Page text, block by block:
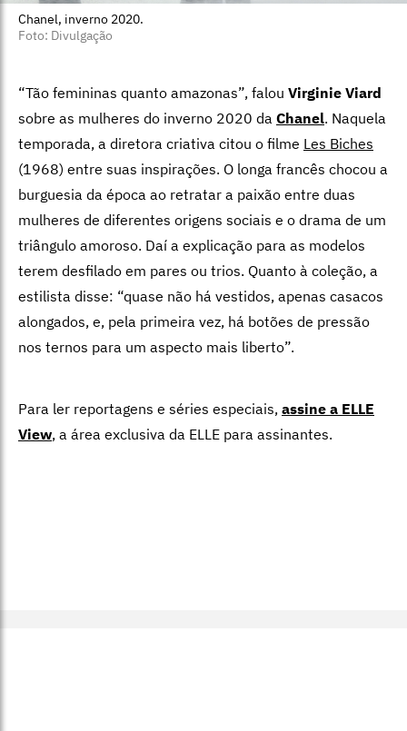
Chanel, inverno 2020.
Foto: Divulgação
“Tão femininas quanto amazonas”, falou Virginie Viard
sobre as mulheres do inverno 2020 da Chanel. Naquela
temporada, a diretora criativa citou o filme Les Biches
(1968) entre suas inspirações. O longa francês chocou a
burguesia da época ao retratar a paixão entre duas
mulheres de diferentes origens sociais e o drama de um
triângulo amoroso. Daí a explicação para as modelos
terem desfilado em pares ou trios. Quanto à coleção, a
estilista disse: “quase não há vestidos, apenas casacos
alongados, e, pela primeira vez, há botões de pressão
nos ternos para um aspecto mais liberto”.
Para ler reportagens e séries especiais, assine a ELLE
View, a área exclusiva da ELLE para assinantes.